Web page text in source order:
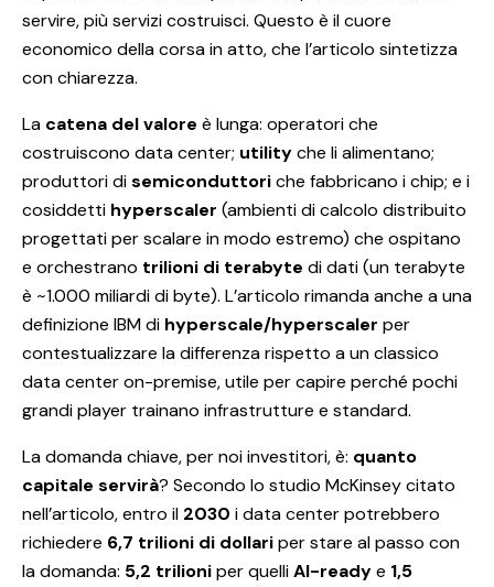
servire, più servizi costruisci. Questo è il cuore
economico della corsa in atto, che l’articolo sintetizza
con chiarezza.
La catena del valore è lunga: operatori che
costruiscono data center; utilityche li alimentano;
produttori disemiconduttoriche fabbricano i chip; e i
cosiddetti hyperscaler (ambienti di calcolo distribuito
progettati per scalare in modo estremo) che ospitano
e orchestrano trilioni di terabyte di dati (un terabyte
è ~1.000 miliardi di byte). L’articolo rimanda anche a una
definizione IBM di hyperscale/hyperscaler per
contestualizzare la differenza rispetto a un classico
data center on-premise, utile per capire perché pochi
grandi player trainano infrastrutture e standard.
La domanda chiave, per noi investitori, è: quanto
capitale servirà? Secondo lo studio McKinsey citato
nell’articolo, entro il 2030 i data center potrebbero
richiedere 6,7 trilioni di dollariper stare al passo con
la domanda: 5,2 trilioniper quelliAI-readye 1,5